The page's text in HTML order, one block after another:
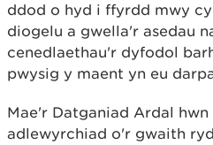
ddod o hyd i ffyrdd mwy
diogelu a gwella'r asedau
cenedlaethau'r dyfodol
pwysig y maent yn eu
Mae'r Datganiad Ardal
adlewyrchiad o'r gwaith